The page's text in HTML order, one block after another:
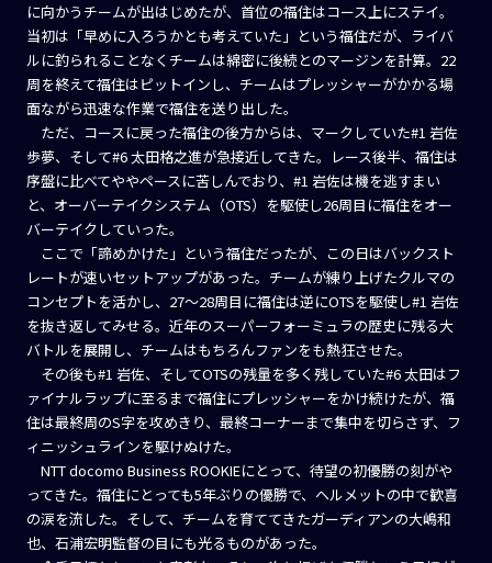
に向かうチームが出はじめたが、首位の福住はコース上にステイ。
当初は「早めに入ろうかとも考えていた」という福住だが、ライバ
ルに釣られることなくチームは綿密に後続とのマージンを計算。22
周を終えて福住はピットインし、チームはプレッシャーがかかる場
面ながら迅速な作業で福住を送り出した。
ただ、コースに戻った福住の後方からは、マークしていた#1 岩佐
歩夢、そして#6 太田格之進が急接近してきた。レース後半、福住は
序盤に比べてややペースに苦しんでおり、#1 岩佐は機を逃すまい
と、オーバーテイクシステム（OTS）を駆使し26周目に福住をオー
バーテイクしていった。
ここで「諦めかけた」という福住だったが、この日はバックスト
レートが速いセットアップがあった。チームが練り上げたクルマの
コンセプトを活かし、27～28周目に福住は逆にOTSを駆使し#1 岩佐
を抜き返してみせる。近年のスーパーフォーミュラの歴史に残る大
バトルを展開し、チームはもちろんファンをも熱狂させた。
その後も#1 岩佐、そしてOTSの残量を多く残していた#6 太田はフ
ァイナルラップに至るまで福住にプレッシャーをかけ続けたが、福
住は最終周のS字を攻めきり、最終コーナーまで集中を切らさず、フ
ィニッシュラインを駆けぬけた。
NTT docomo Business ROOKIEにとって、待望の初優勝の刻がや
ってきた。福住にとっても5年ぶりの優勝で、ヘルメットの中で歓喜
の涙を流した。そして、チームを育ててきたガーディアンの大嶋和
也、石浦宏明監督の目にも光るものがあった。